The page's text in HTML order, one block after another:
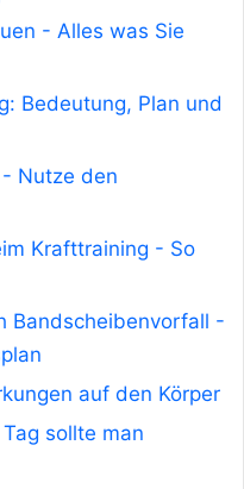
- Alles was Sie
Bedeutung, Plan und
Nutze den
Krafttraining - So
Bandscheibenvorfall -
auf den Körper
sollte man